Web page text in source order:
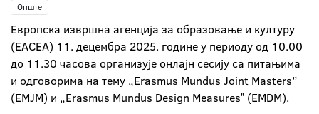
Опште
Европска извршна агенција за образовање и културу
(EACEA) 11. децембра 2025. године у периоду од 10.00
до 11.30 часова организује онлајн сесију са питањима
и одговорима на тему „Erasmus Mundus Joint Masters”
(ЕМЈМ) и „Erasmus Mundus Design Measuresˮ (EMDM).